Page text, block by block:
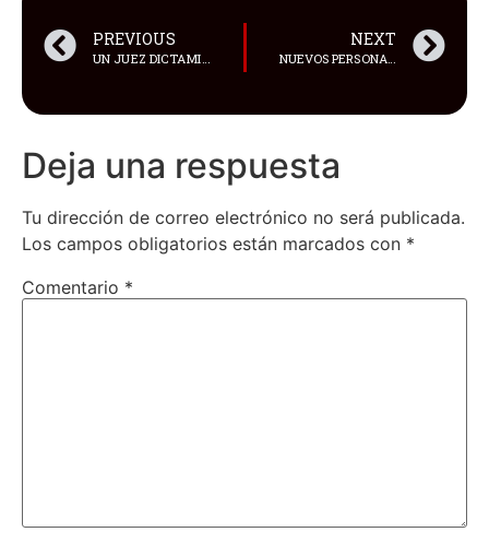
PREVIOUS NEXT
NUEVOS PERSONAJES EN LA SEGUNDA TEMPORADA DEL LIVE-ACTION DE ONE PIECE
Deja una respuesta
Tu dirección de correo electrónico no será publicada.
Los campos obligatorios están marcados con *
Comentario *